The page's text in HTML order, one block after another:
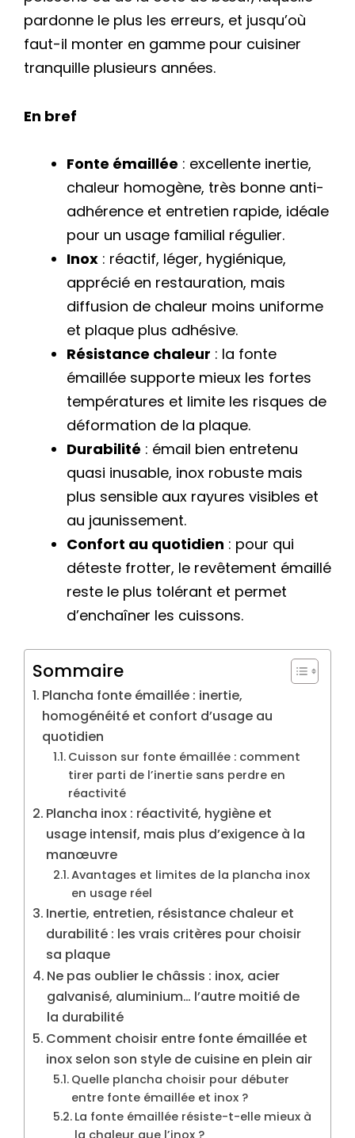
pardonne le plus les erreurs, et jusqu’où
faut-il monter en gamme pour cuisiner
tranquille plusieurs années.
En bref
Fonte émaillée : excellente inertie,
chaleur homogène, très bonne anti-
adhérence et entretien rapide, idéale
pour un usage familial régulier.
Inox : réactif, léger, hygiénique,
apprécié en restauration, mais
diffusion de chaleur moins uniforme
et plaque plus adhésive.
Résistance chaleur : la fonte
émaillée supporte mieux les fortes
températures et limite les risques de
déformation de la plaque.
Durabilité : émail bien entretenu
quasi inusable, inox robuste mais
plus sensible aux rayures visibles et
au jaunissement.
Confort au quotidien : pour qui
déteste frotter, le revêtement émaillé
reste le plus tolérant et permet
d’enchaîner les cuissons.
Sommaire
Plancha fonte émaillée : inertie,
homogénéité et confort d’usage au
quotidien
Cuisson sur fonte émaillée : comment
tirer parti de l’inertie sans perdre en
réactivité
Plancha inox : réactivité, hygiène et
usage intensif, mais plus d’exigence à la
manœuvre
Avantages et limites de la plancha inox
en usage réel
Inertie, entretien, résistance chaleur et
durabilité : les vrais critères pour choisir
sa plaque
Ne pas oublier le châssis : inox, acier
galvanisé, aluminium… l’autre moitié de
la durabilité
Comment choisir entre fonte émaillée et
inox selon son style de cuisine en plein air
Quelle plancha choisir pour débuter
entre fonte émaillée et inox ?
La fonte émaillée résiste-t-elle mieux à